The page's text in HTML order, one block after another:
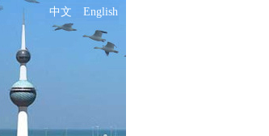
中文 English